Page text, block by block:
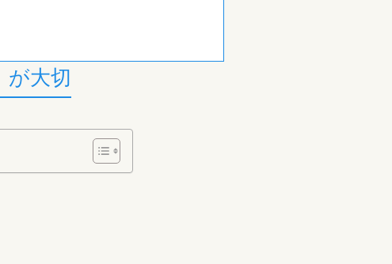
が大切